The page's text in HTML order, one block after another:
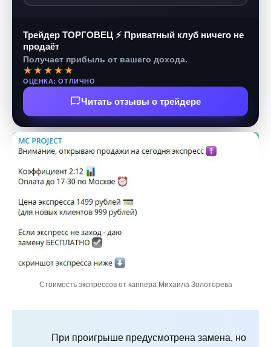
Трейдер ТОРГОВЕЦ ⚡ Приватный клуб ничего не
продаёт
Получает прибыль от вашего дохода.
★★★★★
ОЦЕНКА: ОТЛИЧНО
Читать отзывы о трейдере
Стоимость экспрессов от каппера Михаила Золоторева
При проигрыше предусмотрена замена, но